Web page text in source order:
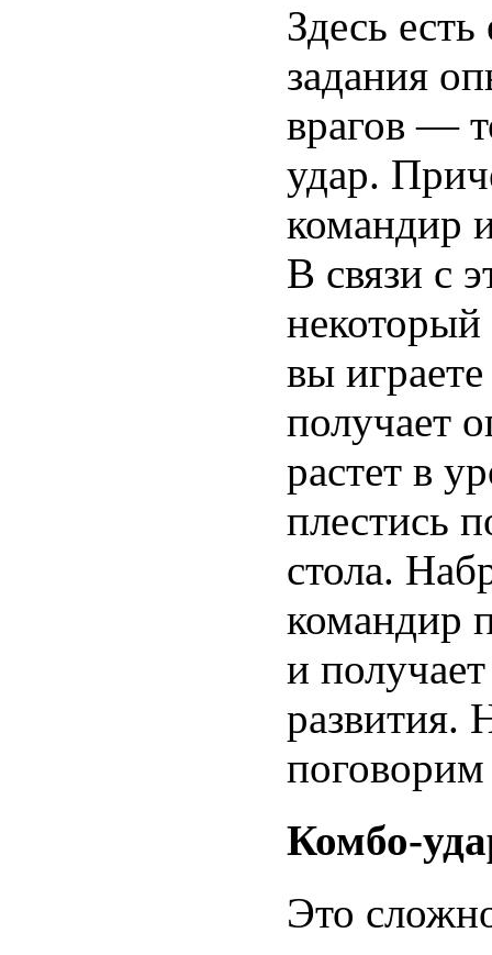
Здесь
задания
врагов —
удар.
командир
В связи с
вы
получает
растет в
плестись
стола.
командир
и
развития.
Комбо-
Это